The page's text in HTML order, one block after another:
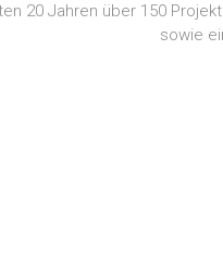
20 Jahren über 150
sowie